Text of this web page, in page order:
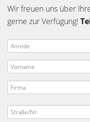
Wir freuen uns über
gerne zur Verfügung!